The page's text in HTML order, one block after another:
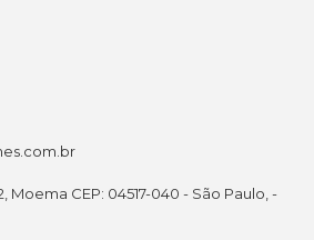
Moema CEP: 04517-040 - São Paulo, -